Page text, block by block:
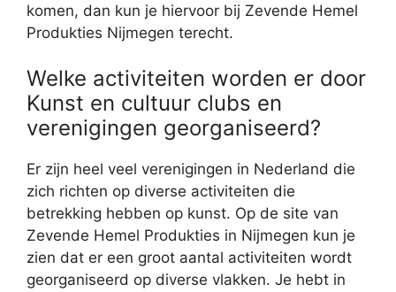
komen, dan kun je hiervoor bij Zevende Hemel
Produkties Nijmegen terecht.
Welke activiteiten worden er door
Kunst en cultuur clubs en
verenigingen georganiseerd?
Er zijn heel veel verenigingen in Nederland die
zich richten op diverse activiteiten die
betrekking hebben op kunst. Op de site van
Zevende Hemel Produkties in Nijmegen kun je
zien dat er een groot aantal activiteiten wordt
georganiseerd op diverse vlakken. Je hebt in